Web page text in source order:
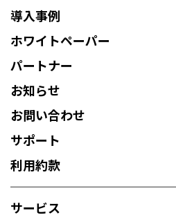
導入事例
ホワイトペーパー
パートナー
お知らせ
お問い合わせ
サポート
利用約款
サービス